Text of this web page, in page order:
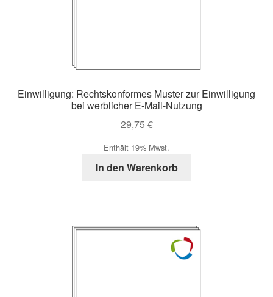
Einwilligung: Rechtskonformes Muster zur Einwilligung
bei werblicher E-Mail-Nutzung
29,75 €
Enthält 19% Mwst.
In den Warenkorb